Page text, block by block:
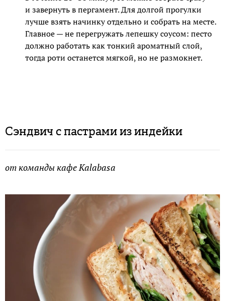
и завернуть в пергамент. Для долгой прогулки
лучше взять начинку отдельно и собрать на месте.
Главное — не перегружать лепешку соусом: песто
должно работать как тонкий ароматный слой,
тогда роти останется мягкой, но не размокнет.
Сэндвич с пастрами из индейки
от команды кафе Kalabasa